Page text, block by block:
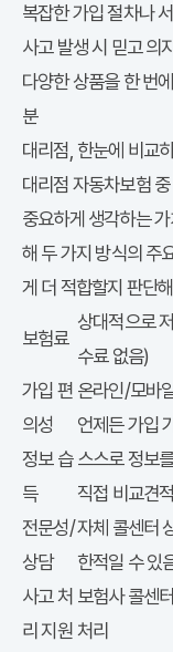
복잡한 가입 절차나
사고 발생 시 믿고 의
다양한 상품을 한 번
분
다이렉트 vs
대리점, 한눈에 비교
다이렉트와
대리점 자동차보험
중요하게 생각하는
해 두 가지 방식의 주
게 더 적합할지 판단
보험료
상대적으로
수료 없음)
가입 편
의성
온라인/모바
언제든 가입
정보 습
득
스스로 정보
직접 비교견적
전문성/
상담
자체 콜센터
한적일 수 있
사고 처
리 지원
보험사 콜센
처리